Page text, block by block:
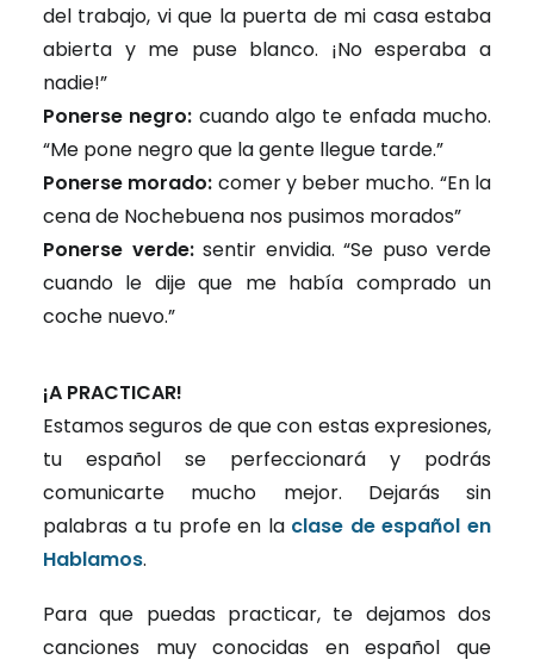
del trabajo, vi que la puerta de mi casa estaba
abierta y me puse blanco. ¡No esperaba a
nadie!”
Ponerse negro: cuando algo te enfada mucho.
“Me pone negro que la gente llegue tarde.”
Ponerse morado: comer y beber mucho. “En la
cena de Nochebuena nos pusimos morados”
Ponerse verde:sentir envidia. “Se puso verde
cuando le dije que me había comprado un
coche nuevo.”
¡A PRACTICAR!
Estamos seguros de que con estas expresiones,
tu español se perfeccionará y podrás
comunicarte mucho mejor. Dejarás sin
palabras a tu profe en la clase de español en
Hablamos.
Para que puedas practicar, te dejamos dos
canciones muy conocidas en español que